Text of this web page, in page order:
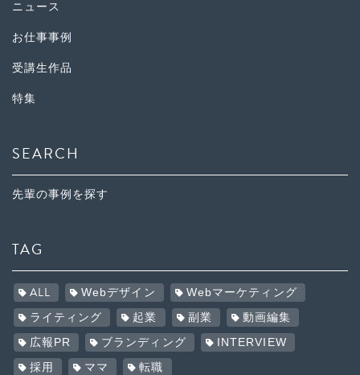
ニュース
お仕事事例
受講生作品
特集
SEARCH
先輩の事例を探す
TAG
ALL Webデザイン Webマーケティング
ライティング 起業 副業 動画編集
広報PR ブランディング INTERVIEW
採用 ママ 転職